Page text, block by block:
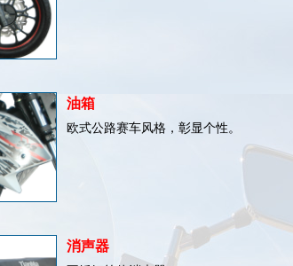
油箱
欧式公路赛车风格，彰显个性。
消声器